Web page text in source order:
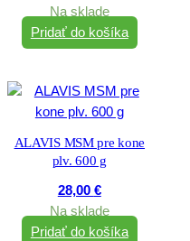
Na sklade
Pridať do košíka
ALAVIS MSM pre kone
plv. 600 g
28,00 €
Na sklade
Pridať do košíka